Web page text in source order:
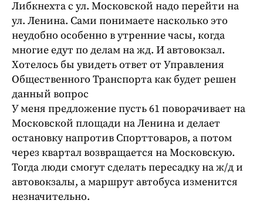
Либкнехта с ул. Московской надо перейти на
ул. Ленина. Сами понимаете насколько это
неудобно особенно в утренние часы, когда
многие едут по делам на жд. И автовокзал.
Хотелось бы увидеть ответ от Управления
Общественного Транспорта как будет решен
данный вопрос
У меня предложение пусть 61 поворачивает на
Московской площади на Ленина и делает
остановку напротив Спорттоваров, а потом
через квартал возвращается на Московскую.
Тогда люди смогут сделать пересадку на ж/д и
автовокзалы, а маршрут автобуса изменится
незначительно.